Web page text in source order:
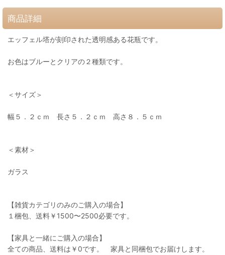
商品詳細
エッフェル塔が刻印された透明感ある花瓶です。
お色はブルーとクリアの２種類です。
＜サイズ＞
幅５．２ｃｍ 長さ５．２ｃｍ 高さ８．５ｃｍ
＜素材＞
ガラス
【雑貨カテゴリのみのご購入の場合】
１梱包、送料￥1500〜2500必要です。
【家具と一緒にご購入の場合】
全ての商品、送料は￥0です。 家具と同梱包でお届けします。